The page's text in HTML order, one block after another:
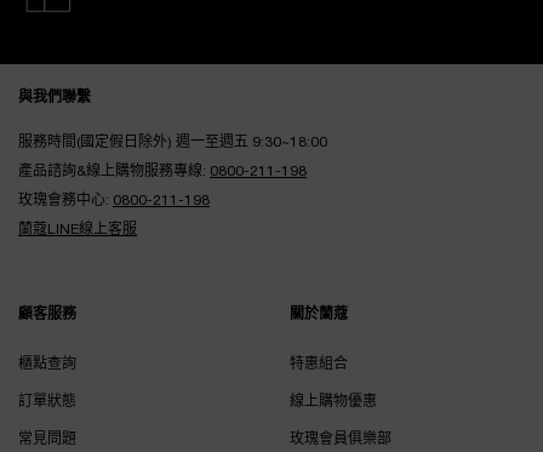
與我們聯繫
服務時間(國定假日除外) 週一至週五 9:30~18:00
產品諮詢&線上購物服務專線: 0800-211-198
玫瑰會務中心: 0800-211-198
蘭蔻LINE線上客服
顧客服務
櫃點查詢
訂單狀態
常見問題
關於蘭蔻
特惠組合
線上購物優惠
玫瑰會員俱樂部